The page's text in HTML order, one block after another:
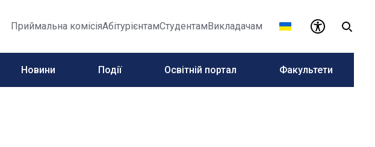
Приймальна комісіяАбітурієнтамСтудентамВикладачам
Новини Події Освітній портал Факультети